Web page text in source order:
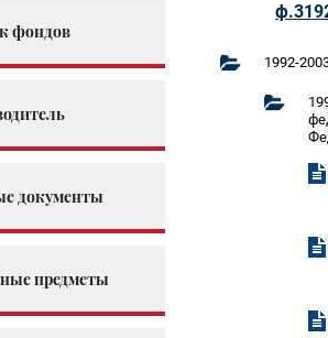
фондов
документы
предметы
1992-